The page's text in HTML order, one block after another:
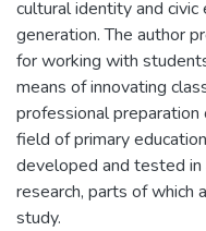
cultural identity and
generation. The author
for working with
means of innovating
professional
field of primary
developed and tested
research, parts of which
study.